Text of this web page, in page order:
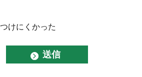
けにくかった